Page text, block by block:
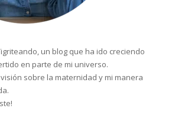
un blog que ha ido creciendo
en parte de mi universo.
sobre la maternidad y mi manera